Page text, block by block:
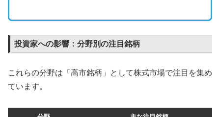
投資家への影響：分野別の注目銘柄
これらの分野は「高市銘柄」として株式市場で注目を集め
ています。